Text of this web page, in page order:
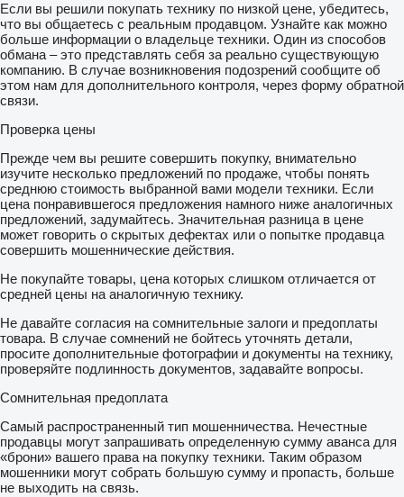
Если вы решили покупать технику по низкой цене, убедитесь,
что вы общаетесь с реальным продавцом. Узнайте как можно
больше информации о владельце техники. Один из способов
обмана – это представлять себя за реально существующую
компанию. В случае возникновения подозрений сообщите об
этом нам для дополнительного контроля, через форму обратной
связи.
Проверка цены
Прежде чем вы решите совершить покупку, внимательно
изучите несколько предложений по продаже, чтобы понять
среднюю стоимость выбранной вами модели техники. Если
цена понравившегося предложения намного ниже аналогичных
предложений, задумайтесь. Значительная разница в цене
может говорить о скрытых дефектах или о попытке продавца
совершить мошеннические действия.
Не покупайте товары, цена которых слишком отличается от
средней цены на аналогичную технику.
Не давайте согласия на сомнительные залоги и предоплаты
товара. В случае сомнений не бойтесь уточнять детали,
просите дополнительные фотографии и документы на технику,
проверяйте подлинность документов, задавайте вопросы.
Сомнительная предоплата
Самый распространенный тип мошенничества. Нечестные
продавцы могут запрашивать определенную сумму аванса для
«брони» вашего права на покупку техники. Таким образом
мошенники могут собрать большую сумму и пропасть, больше
не выходить на связь.